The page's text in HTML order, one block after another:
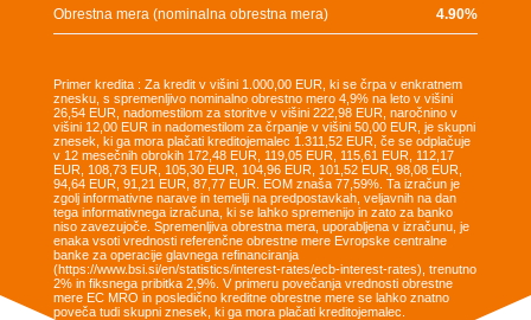
Obrestna mera (nominalna obrestna mera) 4.90%
Primer kredita : Za kredit v višini 1.000,00 EUR, ki se črpa v enkratnem
znesku, s spremenljivo nominalno obrestno mero 4,9% na leto v višini
26,54 EUR, nadomestilom za storitve v višini 222,98 EUR, naročnino v
višini 12,00 EUR in nadomestilom za črpanje v višini 50,00 EUR, je skupni
znesek, ki ga mora plačati kreditojemalec 1.311,52 EUR, če se odplačuje
v 12 mesečnih obrokih 172,48 EUR, 119,05 EUR, 115,61 EUR, 112,17
EUR, 108,73 EUR, 105,30 EUR, 104,96 EUR, 101,52 EUR, 98,08 EUR,
94,64 EUR, 91,21 EUR, 87,77 EUR. EOM znaša 77,59%. Ta izračun je
zgolj informativne narave in temelji na predpostavkah, veljavnih na dan
tega informativnega izračuna, ki se lahko spremenijo in zato za banko
niso zavezujoče. Spremenljiva obrestna mera, uporabljena v izračunu, je
enaka vsoti vrednosti referenčne obrestne mere Evropske centralne
banke za operacije glavnega refinanciranja
(https://www.bsi.si/en/statistics/interest-rates/ecb-interest-rates), trenutno
2% in fiksnega pribitka 2,9%. V primeru povečanja vrednosti obrestne
mere EC MRO in posledično kreditne obrestne mere se lahko znatno
poveča tudi skupni znesek, ki ga mora plačati kreditojemalec.